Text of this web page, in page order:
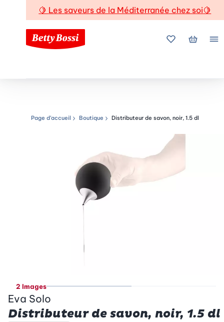
🍋 Les saveurs de la Méditerranée chez soi🍋
Mes favoris
Mon
Chemin de navigation
Page d’accueil Boutique Distributeur de savon, noir, 1.5 dl
2 Images
Eva Solo
Distributeur de savon, noir, 1.5 dl